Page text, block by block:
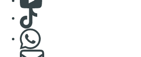
Consulter TikTok
S'abonner à notre newsletter